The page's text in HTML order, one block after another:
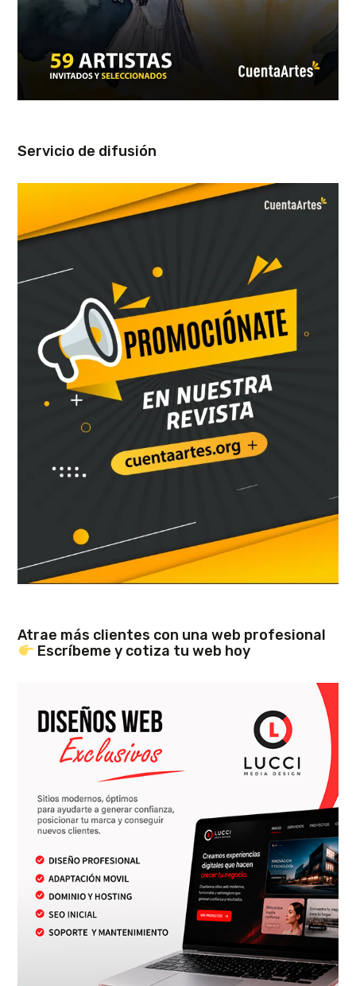
Servicio de difusión
Atrae más clientes con una web profesional
Escríbeme y cotiza tu web hoy